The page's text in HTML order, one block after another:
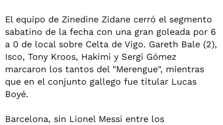
El equipo de Zinedine Zidane cerró el segmento
sabatino de la fecha con una gran goleada por 6
a 0 de local sobre Celta de Vigo. Gareth Bale (2),
Isco, Tony Kroos, Hakimi y Sergi Gómez
marcaron los tantos del "Merengue", mientras
que en el conjunto gallego fue titular Lucas
Boyé.
Barcelona, sin Lionel Messi entre los